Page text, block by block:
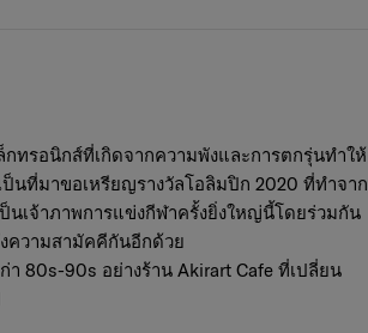
ทรอนิกส์ที่เกิดจากความพังและการตกรุ่นทำให้
นที่มาขอเหรียญรางวัลโอลิมปิก 2020 ที่ทำจาก
นเจ้าภาพการแข่งกีฬาครั้งยิ่งใหญ่นี้โดยร่วมกัน
ความสามัคคีกันอีกด้วย
80s-90s อย่างร้าน Akirart Cafe ที่เปลี่ยน